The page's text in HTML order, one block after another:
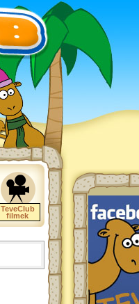
TeveClub
filmek